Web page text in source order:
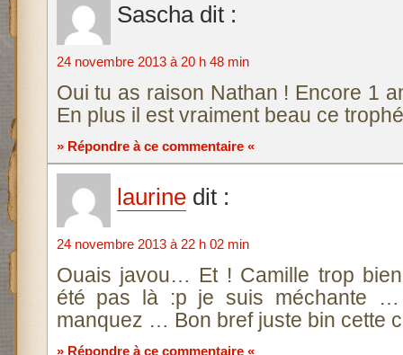
Sascha dit :
24 novembre 2013 à 20 h 48 min
Oui tu as raison Nathan ! Encore 1
En plus il est vraiment beau ce
» Répondre à ce commentaire «
laurine dit :
24 novembre 2013 à 22 h 02 min
Ouais javou… Et ! Camille trop
été pas là :p je suis méchante
manquez … Bon bref juste bin cette
» Répondre à ce commentaire «